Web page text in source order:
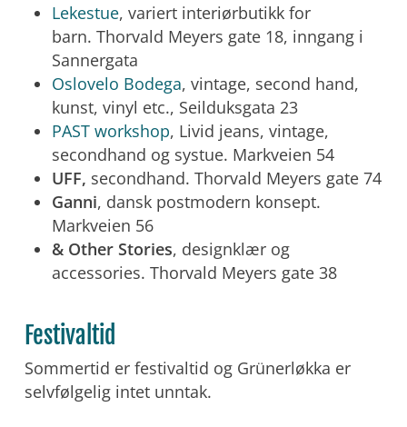
Lekestue, variert interiørbutikk for
barn. Thorvald Meyers gate 18, inngang i
Sannergata
Oslovelo Bodega, vintage, second hand,
kunst, vinyl etc., Seilduksgata 23
PAST workshop, Livid jeans, vintage,
secondhand og systue. Markveien 54
UFF, secondhand. Thorvald Meyers gate 74
Ganni, dansk postmodern konsept.
Markveien 56
& Other Stories, designklær og
accessories. Thorvald Meyers gate 38
Festivaltid
Sommertid er festivaltid og Grünerløkka er
selvfølgelig intet unntak.